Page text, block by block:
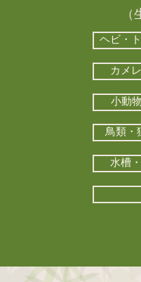
ヘビ・
カメ
小動
鳥類・
水槽